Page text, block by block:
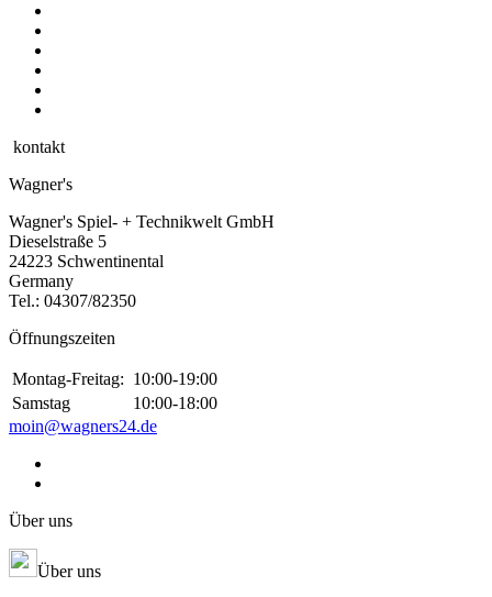
kontakt
Wagner's
Wagner's Spiel- + Technikwelt GmbH
Dieselstraße 5
24223 Schwentinental
Germany
Tel.: 04307/82350
Öffnungszeiten
Montag-Freitag: 10:00-19:00
Samstag
10:00-18:00
moin@wagners24.de
Über uns
Über uns